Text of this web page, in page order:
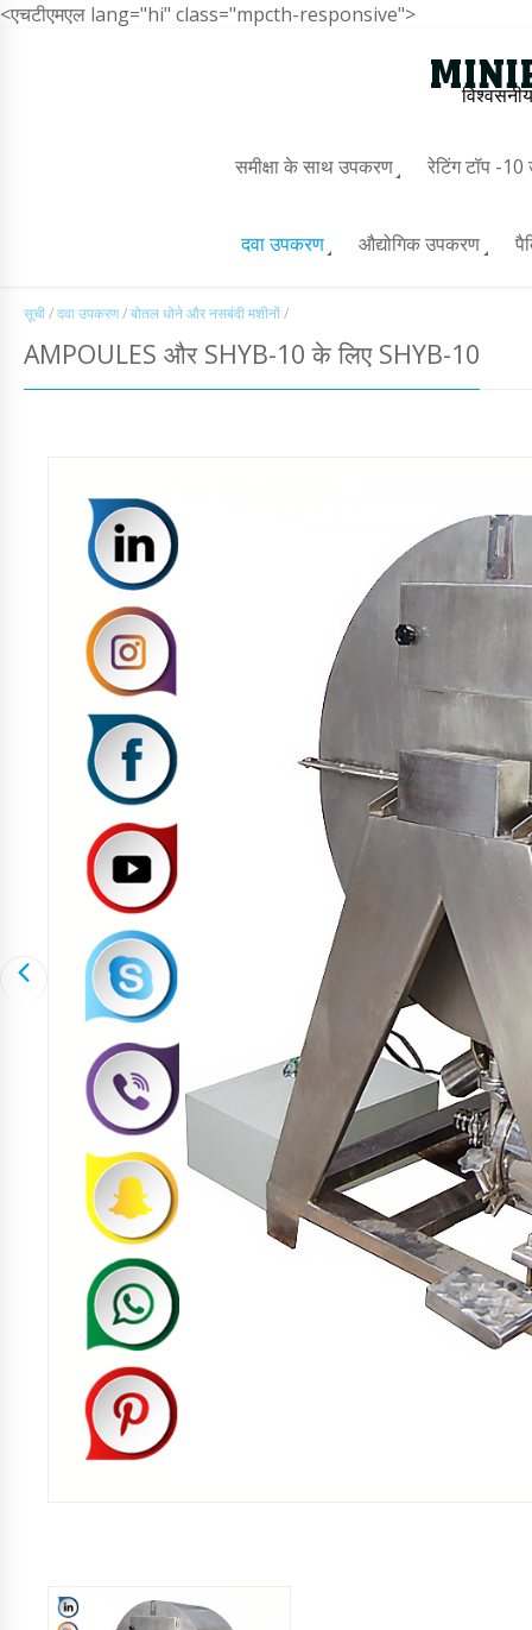
<एचटीएमएल lang="hi" class="mpcth-responsive">
समीक्षा के साथ उपकरण रेटिंग टॉप -
दवा उपकरण औद्योगिक उपकरण
सूची/दवा उपकरण/बोतल धोने और नसबंदी मशीनों/
AMPOULES और SHYB-10 के लिए SHYB-10